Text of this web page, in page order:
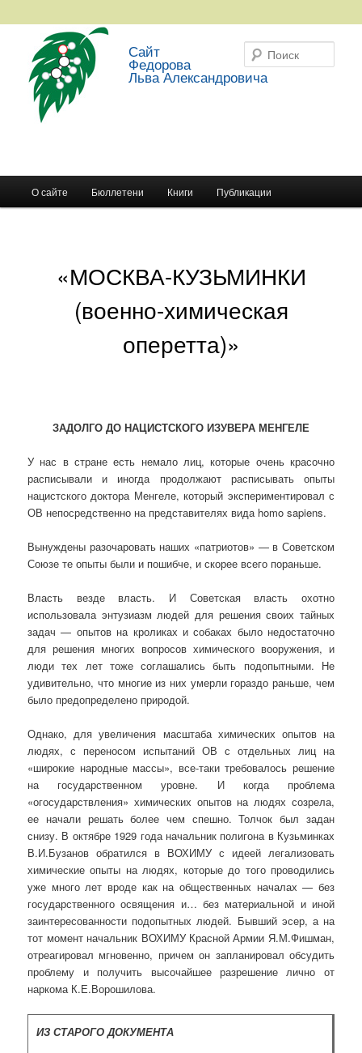
Сайт
Федорова
Льва Александровича
Перейти к основному содержимому
Перейти к дополнительному содержимому
О сайте Бюллетени Книги Публикации
«МОСКВА-КУЗЬМИНКИ
(военно-химическая
оперетта)»
ЗАДОЛГО ДО НАЦИСТСКОГО ИЗУВЕРА МЕНГЕЛЕ
У нас в стране есть немало лиц, которые очень красочно
расписывали и иногда продолжают расписывать опыты
нацистского доктора Менгеле, который экспериментировал с
ОВ непосредственно на представителях вида homo sapiens.
Вынуждены разочаровать наших «патриотов» — в Советском
Союзе те опыты были и пошибче, и скорее всего пораньше.
Власть везде власть. И Советская власть охотно
использовала энтузиазм людей для решения своих тайных
задач — опытов на кроликах и собаках было недостаточно
для решения многих вопросов химического вооружения, и
люди тех лет тоже соглашались быть подопытными. Не
удивительно, что многие из них умерли гораздо раньше, чем
было предопределено природой.
Однако, для увеличения масштаба химических опытов на
людях, с переносом испытаний ОВ с отдельных лиц на
«широкие народные массы», все-таки требовалось решение
на государственном уровне. И когда проблема
«огосударствления» химических опытов на людях созрела,
ее начали решать более чем спешно. Толчок был задан
снизу. В октябре 1929 года начальник полигона в Кузьминках
В.И.Бузанов обратился в ВОХИМУ с идеей легализовать
химические опыты на людях, которые до того проводились
уже много лет вроде как на общественных началах — без
государственного освящения и… без материальной и иной
заинтересованности подопытных людей. Бывший эсер, а на
тот момент начальник ВОХИМУ Красной Армии Я.М.Фишман,
отреагировал мгновенно, причем он запланировал обсудить
проблему и получить высочайшее разрешение лично от
наркома К.Е.Ворошилова.
ИЗ СТАРОГО ДОКУМЕНТА